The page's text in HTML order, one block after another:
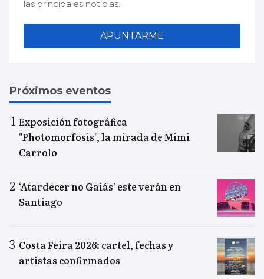
las principales noticias.
APUNTARME
Próximos eventos
Exposición fotográfica
"Photomorfosis", la mirada de Mimi
Carrolo
‘Atardecer no Gaiás’ este verán en
Santiago
Costa Feira 2026: cartel, fechas y
artistas confirmados